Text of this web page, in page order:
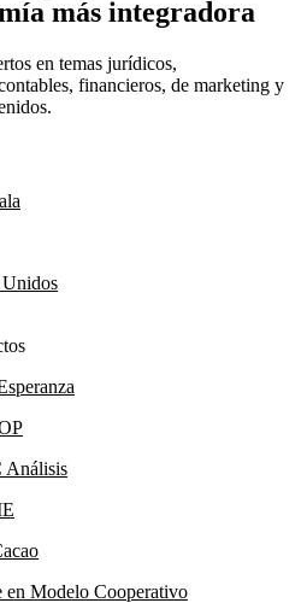
más integradora
en temas jurídicos,
financieros, de marketing y
Unidos
en Modelo Cooperativo